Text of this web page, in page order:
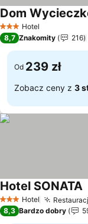
3 Kategoria
Hotel
Dom
8,7 Znakomity 216
Od 239 zł
Zobacz ceny z 3
3 Kategoria
Hotel
Hotel SONATA
8,3 Bardzo dobry